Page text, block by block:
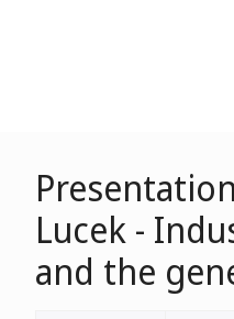
Lucek -
and the